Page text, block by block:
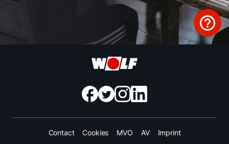
Contact Cookies MVO AV Imprint